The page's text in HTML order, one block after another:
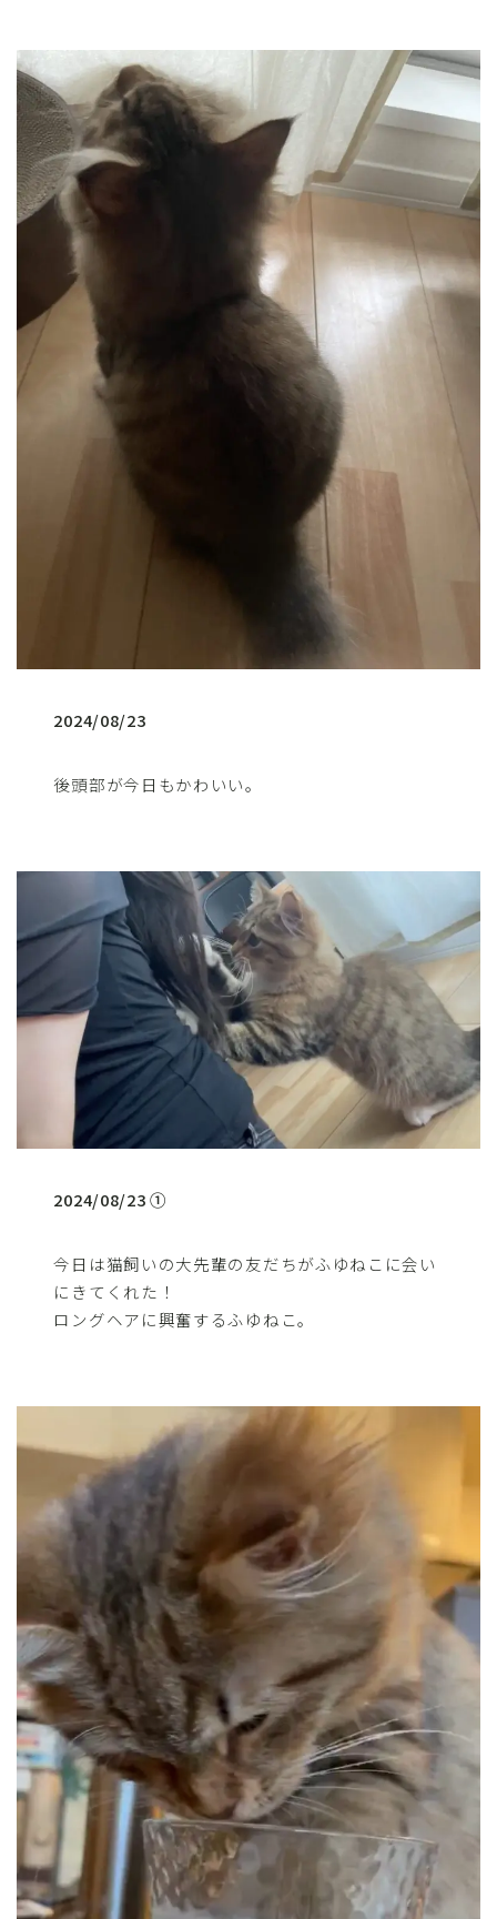
2024/08/23
後頭部が今日もかわいい。
2024/08/23 ①
今日は猫飼いの大先輩の友だちがふゆねこに会い
にきてくれた！
ロングヘアに興奮するふゆねこ。